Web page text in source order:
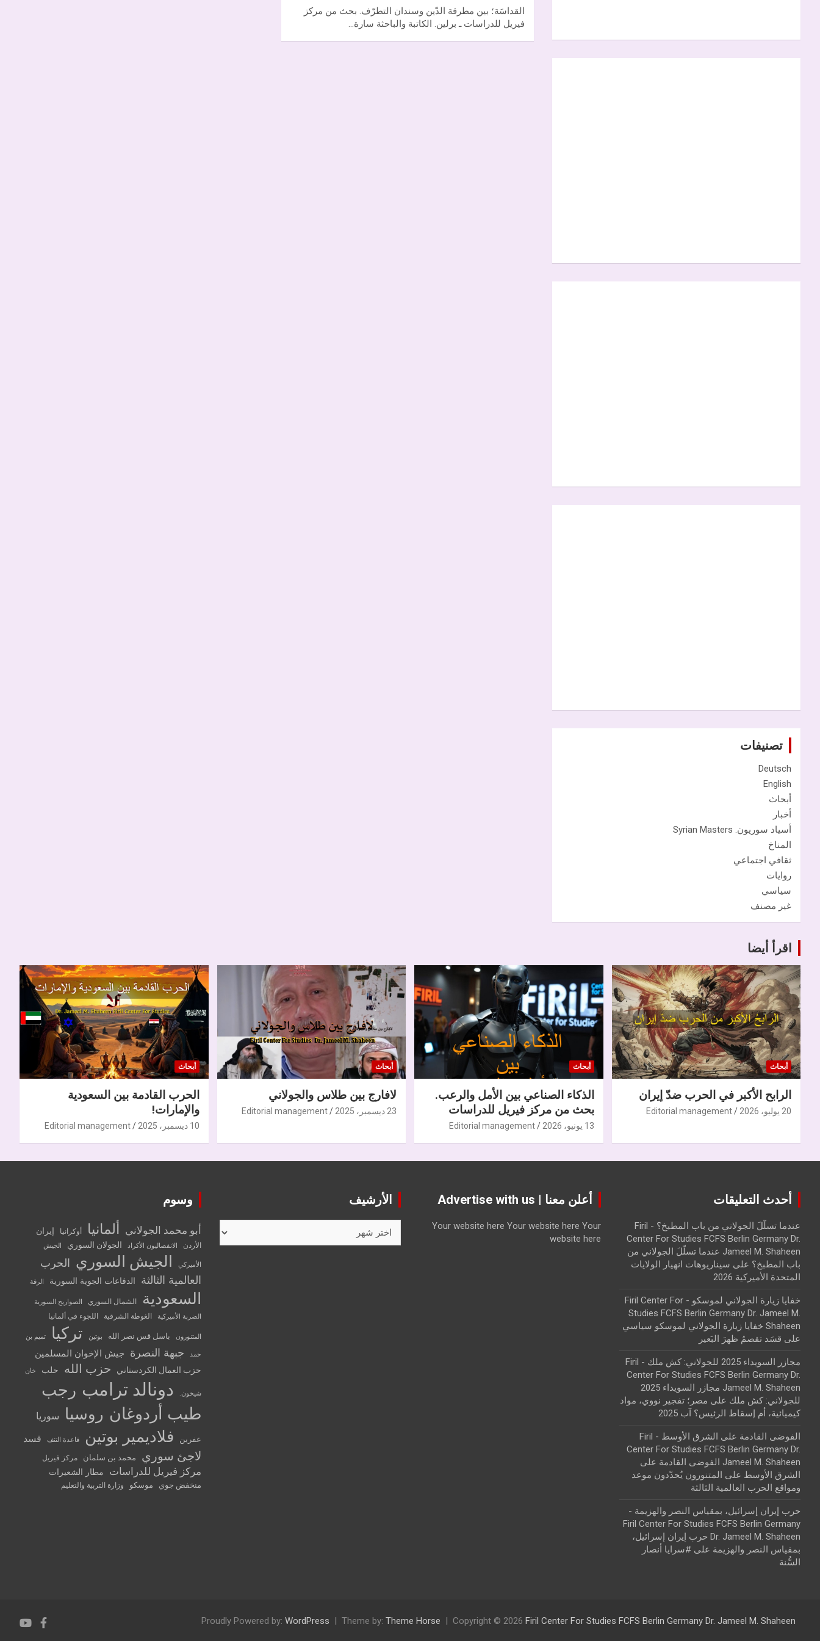
القداسَة؛ بين مطرقة الدّين وسندان التطرّف. بحث من مركز
فيريل للدراسات ـ برلين. الكاتبة والباحثة سارة…
تصنيفات
Deutsch
English
أبحاث
أخبار
أسياد سوريون. Syrian Masters
المناخ
ثقافي اجتماعي
روايات
سياسي
غير مصنف
اقرأ أيضا
أبحاث
الرابح الأكبر في الحرب ضدّ إيران
20 يوليو، 2026 Editorial management
أبحاث
الذكاء الصناعي بين الأمل والرعب.
بحث من مركز فيريل للدراسات
13 يونيو، 2026 Editorial management
أبحاث
لافارج بين طلاس والجولاني
23 ديسمبر، 2025 Editorial management
أبحاث
الحرب القادمة بين السعودية
والإمارات!
10 ديسمبر، 2025 Editorial management
أحدث التعليقات
عندما تسلّلَ الجولاني من باب المطبخ؟ - Firil
Center For Studies FCFS Berlin Germany Dr.
Jameel M. Shaheen عندما تسلّلَ الجولاني من
باب المطبخ؟ على سيناريوهات انهيار الولايات
المتحدة الأميركية 2026
خفايا زيارة الجولاني لموسكو - Firil Center For
Studies FCFS Berlin Germany Dr. Jameel M.
Shaheen خفايا زيارة الجولاني لموسكو سياسي
على قسَد تقصمُ ظهرَ البَعير
مجازر السويداء 2025 للجولاني: كش ملك - Firil
Center For Studies FCFS Berlin Germany Dr.
Jameel M. Shaheen مجازر السويداء 2025
للجولاني: كش ملك على مصر؛ تفجير نووي، مواد
كيميائية، أم إسقاط الرئيس؟ آب 2025
الفوضى القادمة على الشرق الأوسط - Firil
Center For Studies FCFS Berlin Germany Dr.
Jameel M. Shaheen الفوضى القادمة على
الشرق الأوسط على المتنورون يُحدّدون موعد
ومواقع الحرب العالمية الثالثة
حرب إيران إسرائيل، بمقياس النصر والهزيمة -
Firil Center For Studies FCFS Berlin Germany
Dr. Jameel M. Shaheen حرب إيران إسرائيل،
بمقياس النصر والهزيمة على #سرايا أنصار
السُّنة
أعلن معنا | Advertise with us
Your website here Your website here Your
website here
الأرشيف وسوم
أبو محمد الجولاني ألمانيا أوكرانيا إيران
الأردن الانفصاليون الأكراد الجولان السوري الجيش
الأميركي الجيش السوري الحرب
العالمية الثالثة
الدفاعات الجوية السورية الرقة
السعودية الشمال السوري
الصواريخ السورية
الضربة الأميركية
الغوطة الشرقية اللجوء في ألمانيا
المتنورون باسل قس نصر الله بوتين تركيا تميم بن
حمد جبهة النصرة جيش الإخوان المسلمين
حزب العمال الكردستاني حزب الله حلب خان
شيخون. دونالد ترامب رجب
طيب أردوغان روسيا سوريا
عفرين فلاديمير بوتين قاعدة التنف قسد
لاجئ سوري محمد بن سلمان مركز فيريل
مركز فيريل للدراسات مطار الشعيرات
منخفض جوي موسكو وزارة التربية والتعليم
Copyright © 2026 Firil Center For Studies FCFS Berlin Germany Dr. Jameel M. Shaheen
Theme by: Theme Horse
Proudly Powered by: WordPress